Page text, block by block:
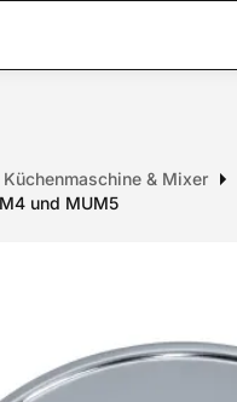
& Mixer
und MUM5